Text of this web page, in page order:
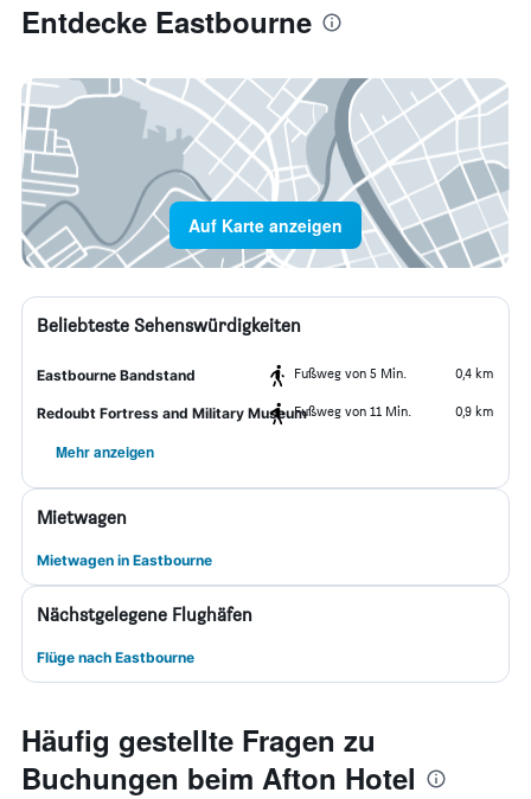
Entdecke Eastbourne
Auf Karte anzeigen
Beliebteste Sehenswürdigkeiten
Eastbourne Bandstand Fußweg von 5 Min. 0,4 km
Redoubt Fortress and Military MuseumFußweg von 11 Min. 0,9 km
Mehr anzeigen
Mietwagen
Mietwagen in Eastbourne
Nächstgelegene Flughäfen
Flüge nach Eastbourne
Häufig gestellte Fragen zu
Buchungen beim Afton Hotel